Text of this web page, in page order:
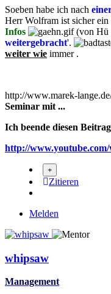
Soeben habe ich nach
Herr Wolfram ist sicher ein
Infos
(von Hü
weitergebracht'.
weiter wie immer .
http://www.marek-
Seminar mit ...
Ich beende diesen
http://
Zitieren
Melden
whipsaw
Management